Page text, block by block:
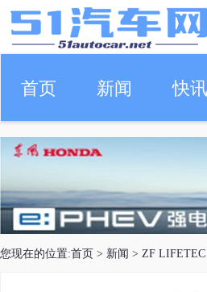
首页 新闻 快讯
车生活
您现在的位置:首页 > 新闻 > ZF